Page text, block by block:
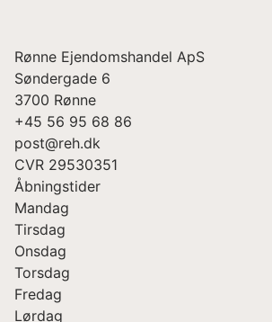
Rønne Ejendomshandel ApS
Søndergade 6
3700 Rønne
+45 56 95 68 86
post@reh.dk
CVR 29530351
Åbningstider
Mandag
Tirsdag
Onsdag
Torsdag
Fredag
Lørdag